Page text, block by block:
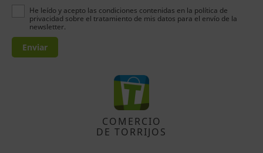
He leído y acepto las condiciones contenidas en la política de
privacidad sobre el tratamiento de mis datos para el envío de la
newsletter.
Enviar
COMERCIO
DE TORRIJOS